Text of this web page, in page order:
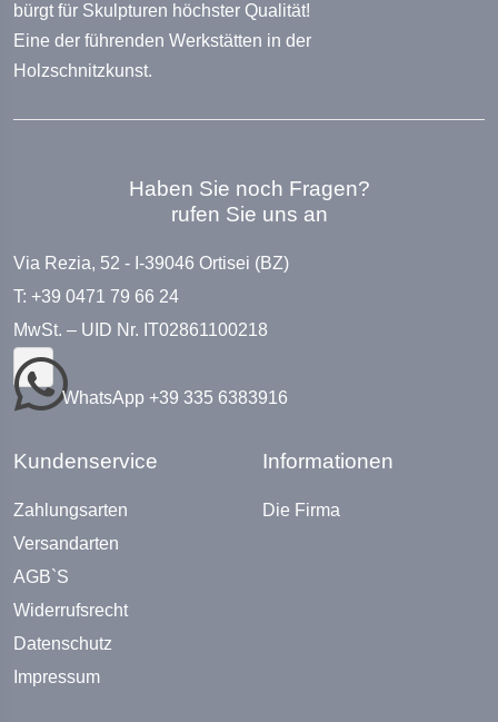
bürgt für Skulpturen höchster Qualität!
Eine der führenden Werkstätten in der
Holzschnitzkunst.
Haben Sie noch Fragen?
rufen Sie uns an
Via Rezia, 52 - I-39046 Ortisei (BZ)
T: +39 0471 79 66 24
MwSt. – UID Nr. IT02861100218
WhatsApp +39 335 6383916
Kundenservice
Zahlungsarten
Versandarten
AGB`S
Widerrufsrecht
Datenschutz
Impressum
Informationen
Die Firma